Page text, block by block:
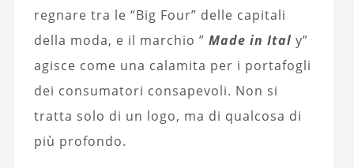
regnare tra le “Big Four” delle capitali
della moda, e il marchio ” Made in Ital y”
agisce come una calamita per i portafogli
dei consumatori consapevoli. Non si
tratta solo di un logo, ma di qualcosa di
più profondo.